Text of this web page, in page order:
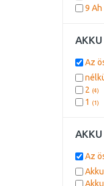
9 Ah
AKKU
Az
2 (4)
1 (1)
AKKU
Az